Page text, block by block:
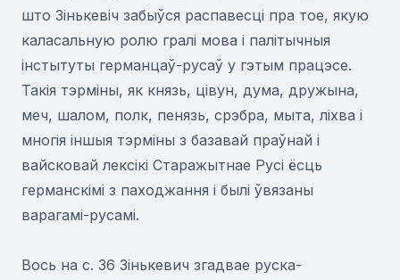
што Зінькевіч забыўся распавесці пра тое, якую
каласальную ролю гралі мова і палітычныя
інстытуты германцаў-русаў у гэтым працэсе.
Такія тэрміны, як князь, цівун, дума, дружына,
меч, шалом, полк, пенязь, срэбра, мыта, ліхва і
многія іншыя тэрміны з базавай праўнай і
вайсковай лексікі Старажытнае Русі ёсць
германскімі з паходжання і былі ўвязаны
варагамі-русамі.
Вось на с. 36 Зінькевич згадвае руска-